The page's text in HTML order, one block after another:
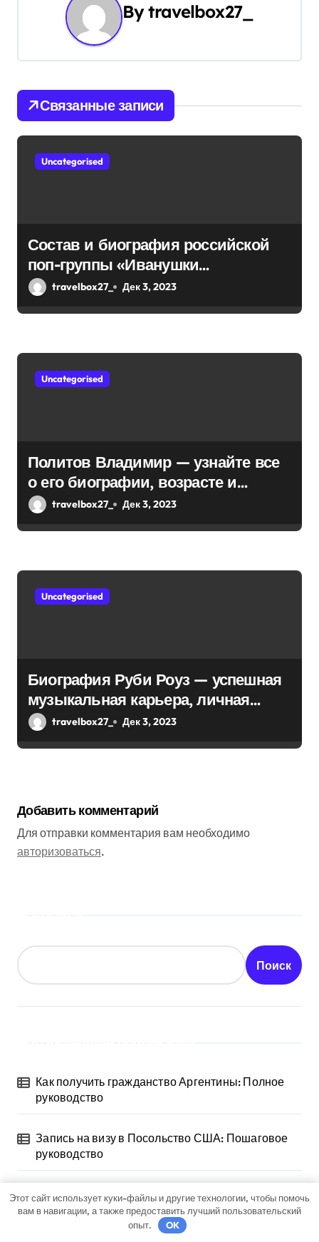
п
о
и
я
Bytravelbox27_
Связанные записи
Uncategorised
Состав и биография российской
поп-группы «Иванушки
интернешнл» — история успеха,
travelbox27_ Дек 3, 2023
Uncategorised
Политов Владимир — узнайте все
о его биографии, возрасте и
впечатляющих достижениях!
travelbox27_ Дек 3, 2023
Uncategorised
Биография Руби Роуз — успешная
музыкальная карьера, личная
жизнь и знаковые достижения
travelbox27_ Дек 3, 2023
Добавить комментарий
Для отправки комментария вам необходимо
авторизоваться.
Поиск
Как получить гражданство Аргентины: Полное
руководство
Запись на визу в Посольство США: Пошаговое
руководство
Экскурсии в Сочи: Путешествие в сердце
Черноморского курорта
Этот сайт использует куки-файлы и другие технологии, чтобы помочь
вам в навигации, а также предоставить лучший пользовательский
опыт.
OK